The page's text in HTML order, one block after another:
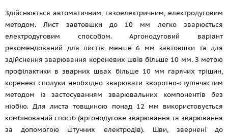
Здійснюється автоматичним, газоелектричним, електродуговим
методом. Лист завтовшки до 10 мм легко зварюється
електродуговим способом. Аргонодуговий варіант
рекомендований для листів менше 6 мм завтовшки та для
здійснення зварювання кореневих швів більше 10 мм. З метою
профілактики в зварних швах більше 10 мм гарячих тріщин,
кореневі сполуки необхідно зварювати зворотно-ступінчастим
методом із застосуванням зварювальних компонентів без
ніобію. Для листа товщиною понад 12 мм використовується
комбінований спосіб (аргонодугове зварювання та зварювання
за допомогою штучних електродів). Шви, звернені до